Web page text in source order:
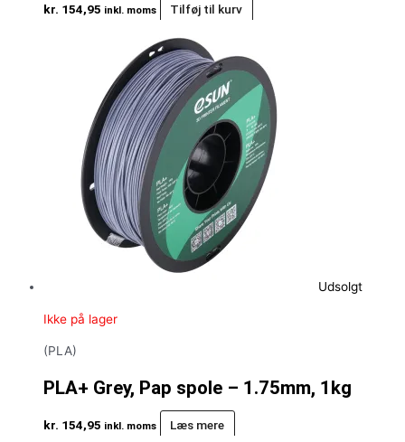
kr. 154,95 inkl. moms Tilføj til kurv
Udsolgt
Ikke på lager
(PLA)
PLA+ Grey, Pap spole – 1.75mm, 1kg
kr. 154,95 inkl. moms Læs mere